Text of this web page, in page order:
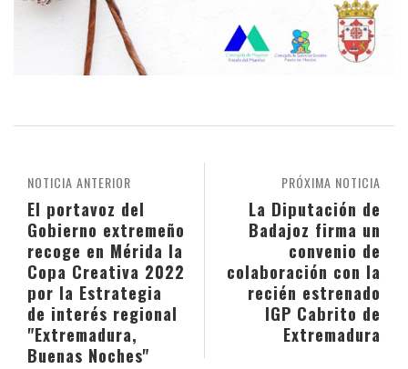
PRÓXIMA NOTICIA
La Diputación de
Badajoz firma un
convenio de
colaboración con la
recién estrenado
IGP Cabrito de
Extremadura
NOTICIA ANTERIOR
El portavoz del
Gobierno extremeño
recoge en Mérida la
Copa Creativa 2022
por la Estrategia
de interés regional
"Extremadura,
Buenas Noches"